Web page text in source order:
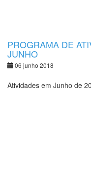
PROGRAMA DE
JUNHO
06 junho 2018
Atividades em Junho de